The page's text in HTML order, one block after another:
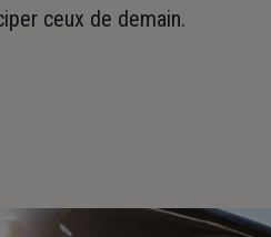
ceux de demain.